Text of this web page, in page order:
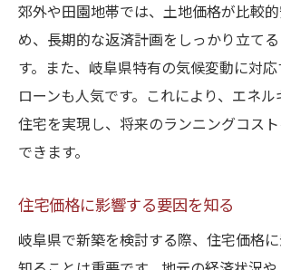
郊外や田園地帯では、土地価格が比較
め、長期的な返済計画をしっかり立て
す。また、岐阜県特有の気候変動に対
ローンも人気です。これにより、エネ
住宅を実現し、将来のランニングコス
できます。
住宅価格に影響する要因を知る
岐阜県で新築を検討する際、住宅価格